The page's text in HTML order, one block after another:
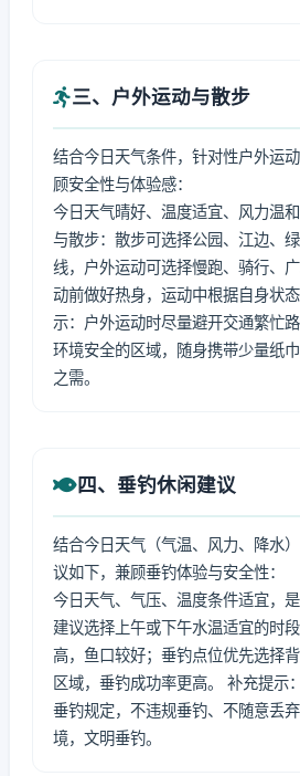
三、户外运动与散步
结合今日天气条件，针对性户外运
顾安全性与体验感：
今日天气晴好、温度适宜、风力温
与散步：散步可选择公园、江边、
线，户外运动可选择慢跑、骑行、
动前做好热身，运动中根据自身状
示：户外运动时尽量避开交通繁忙
环境安全的区域，随身携带少量纸
之需。
四、垂钓休闲建议
结合今日天气（气温、风力、降水
议如下，兼顾垂钓体验与安全性：
今日天气、气压、温度条件适宜，
建议选择上午或下午水温适宜的时
高，鱼口较好；垂钓点位优先选择
区域，垂钓成功率更高。 补充提示
垂钓规定，不违规垂钓、不随意丢
境，文明垂钓。